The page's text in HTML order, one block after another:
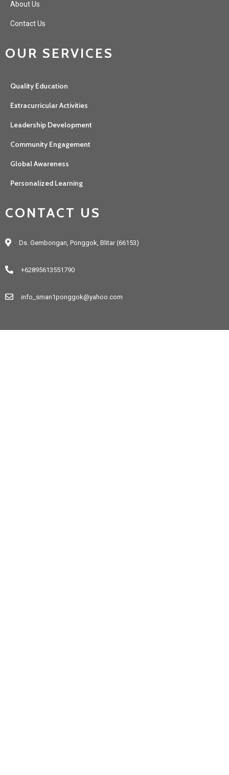
About Us
Contact Us
OUR SERVICES
Quality Education
Extracurricular Activities
Leadership Development
Community Engagement
Global Awareness
Personalized Learning
CONTACT US
Ds. Gembongan, Ponggok, Blitar (66153)
+62895613551790
info_sman1ponggok@yahoo.com